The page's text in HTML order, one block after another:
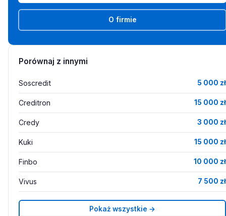
O firmie
Porównaj z innymi
Soscredit 5 000 zł
Creditron 15 000 zł
Credy 3 000 zł
Kuki 15 000 zł
Finbo 10 000 zł
Vivus 7 500 zł
Pokaż wszystkie →